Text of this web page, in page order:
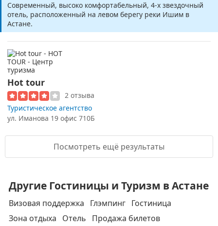
Cовременный, высоко комфортабельный, 4-х звездочный
отель, расположенный на левом берегу реки Ишим в
Астане.
Hot tour
2 отзыва
Туристическое агентство
ул. Иманова 19 офис 710Б
Посмотреть ещё результаты
Другие Гостиницы и Туризм в Астане
Визовая поддержка Глэмпинг Гостиница
Зона отдыха
Отель Продажа билетов